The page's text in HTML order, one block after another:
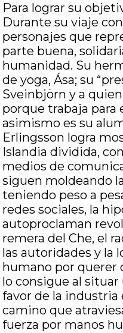
Para lograr su
Durante su viaje
personajes que
parte buena,
humanidad. Su
de yoga, Ása; su
Sveinbjörn y a
porque trabaja para
asimismo es su
Erlingsson logra
Islandia dividida,
medios de
siguen moldeando
teniendo peso a
redes sociales, la
autoproclaman
remera del Che, el
las autoridades y la
humano por querer
lo consigue al
favor de la
camino que
fuerza por manos